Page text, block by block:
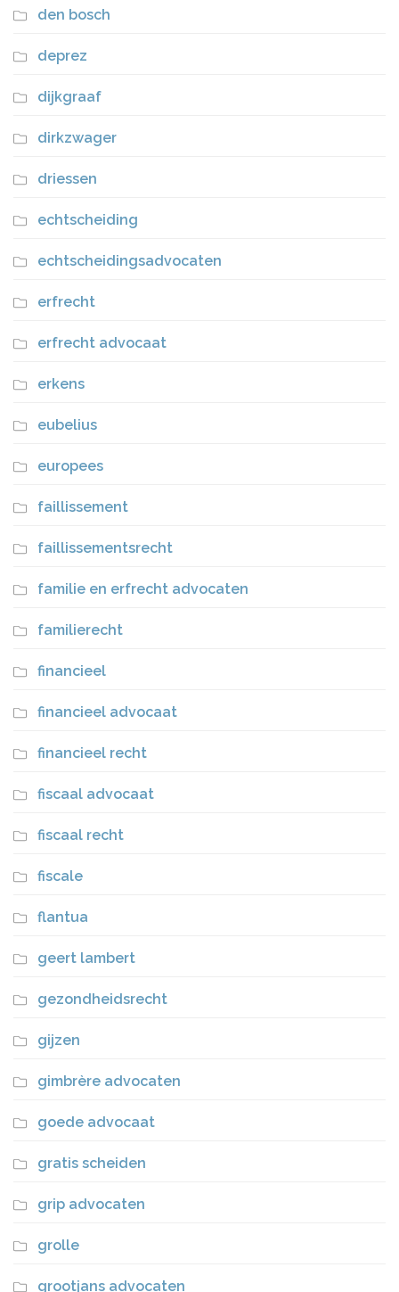
den bosch
deprez
dijkgraaf
dirkzwager
driessen
echtscheiding
echtscheidingsadvocaten
erfrecht
erfrecht advocaat
erkens
eubelius
europees
faillissement
faillissementsrecht
familie en erfrecht advocaten
familierecht
financieel
financieel advocaat
financieel recht
fiscaal advocaat
fiscaal recht
fiscale
flantua
geert lambert
gezondheidsrecht
gijzen
gimbrère advocaten
goede advocaat
gratis scheiden
grip advocaten
grolle
grootjans advocaten